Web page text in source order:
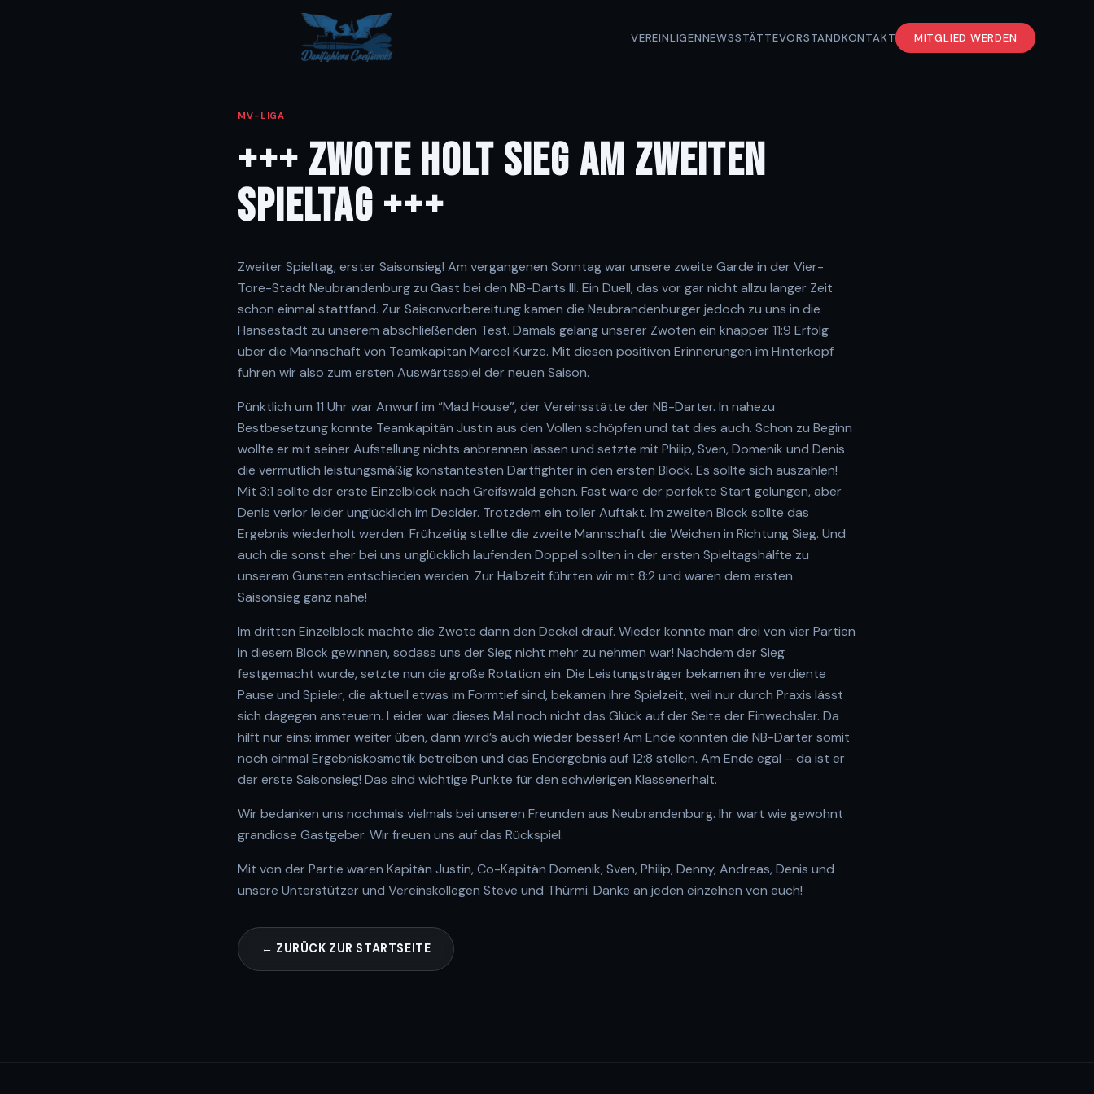
VEREINLIGENNEWSSTÄTTEVORSTANDKONTAKT MITGLIED WERDEN
MV-LIGA
+++ ZWOTE HOLT SIEG AM ZWEITEN
SPIELTAG +++
Zweiter Spieltag, erster Saisonsieg! Am vergangenen Sonntag war unsere zweite Garde in der Vier-
Tore-Stadt Neubrandenburg zu Gast bei den NB-Darts III. Ein Duell, das vor gar nicht allzu langer Zeit
schon einmal stattfand. Zur Saisonvorbereitung kamen die Neubrandenburger jedoch zu uns in die
Hansestadt zu unserem abschließenden Test. Damals gelang unserer Zwoten ein knapper 11:9 Erfolg
über die Mannschaft von Teamkapitän Marcel Kurze. Mit diesen positiven Erinnerungen im Hinterkopf
fuhren wir also zum ersten Auswärtsspiel der neuen Saison.
Pünktlich um 11 Uhr war Anwurf im “Mad House”, der Vereinsstätte der NB-Darter. In nahezu
Bestbesetzung konnte Teamkapitän Justin aus den Vollen schöpfen und tat dies auch. Schon zu Beginn
wollte er mit seiner Aufstellung nichts anbrennen lassen und setzte mit Philip, Sven, Domenik und Denis
die vermutlich leistungsmäßig konstantesten Dartfighter in den ersten Block. Es sollte sich auszahlen!
Mit 3:1 sollte der erste Einzelblock nach Greifswald gehen. Fast wäre der perfekte Start gelungen, aber
Denis verlor leider unglücklich im Decider. Trotzdem ein toller Auftakt. Im zweiten Block sollte das
Ergebnis wiederholt werden. Frühzeitig stellte die zweite Mannschaft die Weichen in Richtung Sieg. Und
auch die sonst eher bei uns unglücklich laufenden Doppel sollten in der ersten Spieltagshälfte zu
unserem Gunsten entschieden werden. Zur Halbzeit führten wir mit 8:2 und waren dem ersten
Saisonsieg ganz nahe!
Im dritten Einzelblock machte die Zwote dann den Deckel drauf. Wieder konnte man drei von vier Partien
in diesem Block gewinnen, sodass uns der Sieg nicht mehr zu nehmen war! Nachdem der Sieg
festgemacht wurde, setzte nun die große Rotation ein. Die Leistungsträger bekamen ihre verdiente
Pause und Spieler, die aktuell etwas im Formtief sind, bekamen ihre Spielzeit, weil nur durch Praxis lässt
sich dagegen ansteuern. Leider war dieses Mal noch nicht das Glück auf der Seite der Einwechsler. Da
hilft nur eins: immer weiter üben, dann wird’s auch wieder besser! Am Ende konnten die NB-Darter somit
noch einmal Ergebniskosmetik betreiben und das Endergebnis auf 12:8 stellen. Am Ende egal – da ist er
der erste Saisonsieg! Das sind wichtige Punkte für den schwierigen Klassenerhalt.
Wir bedanken uns nochmals vielmals bei unseren Freunden aus Neubrandenburg. Ihr wart wie gewohnt
grandiose Gastgeber. Wir freuen uns auf das Rückspiel.
Mit von der Partie waren Kapitän Justin, Co-Kapitän Domenik, Sven, Philip, Denny, Andreas, Denis und
unsere Unterstützer und Vereinskollegen Steve und Thürmi. Danke an jeden einzelnen von euch!
← ZURÜCK ZUR STARTSEITE